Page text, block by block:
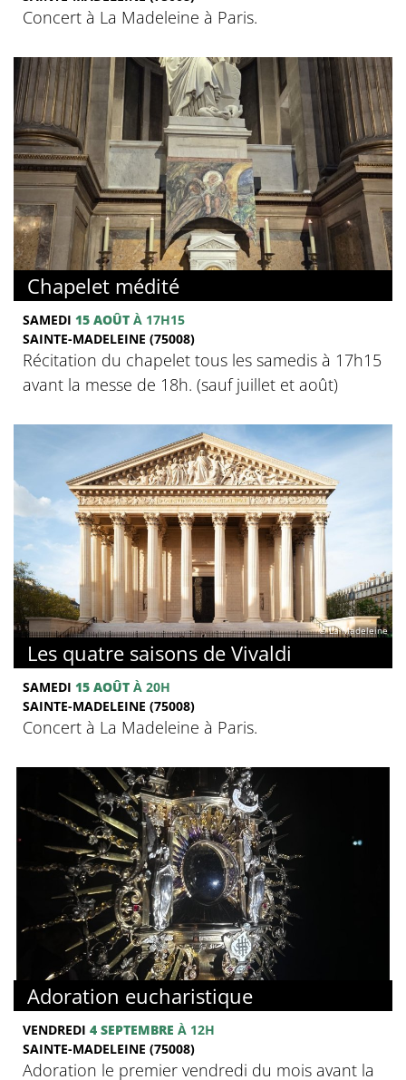
Concert à La Madeleine à Paris.
Chapelet médité
SAMEDI 15 AOÛT À 17H15
SAINTE-MADELEINE (75008)
Récitation du chapelet tous les samedis à 17h15
avant la messe de 18h. (sauf juillet et août)
© La Madeleine
Les quatre saisons de Vivaldi
SAMEDI 15 AOÛT À 20H
SAINTE-MADELEINE (75008)
Concert à La Madeleine à Paris.
Adoration eucharistique
VENDREDI 4 SEPTEMBRE À 12H
SAINTE-MADELEINE (75008)
Adoration le premier vendredi du mois avant la